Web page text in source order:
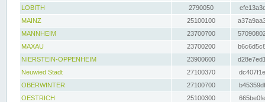
LOBITH
2790050
MAINZ
25100100
MANNHEIM
23700700
MAXAU
23700200
NIERSTEIN-OPPENHEIM
23900600
Neuwied Stadt
27100370
OBERWINTER
27100700
OESTRICH
25100300